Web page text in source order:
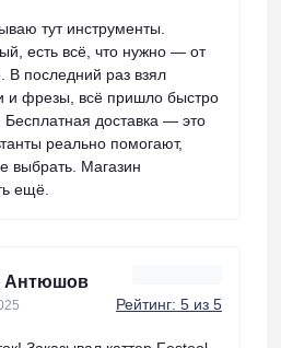
тут инструменты.
есть всё, что нужно — от
В последний раз взял
и фрезы, всё пришло быстро
доставка — это
реально помогают,
выбрать. Магазин
ещё.
Антюшов
Рейтинг: 5 из 5